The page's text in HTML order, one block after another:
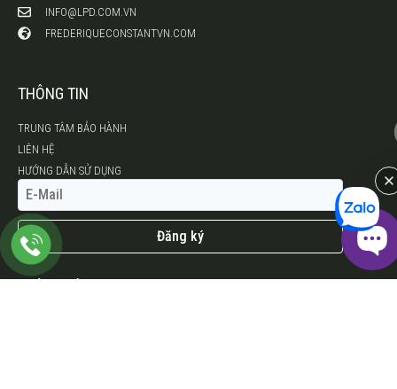
INFO@LPD.COM.VN
FREDERIQUECONSTANTVN.COM
THÔNG TIN
TRUNG TÂM BẢO HÀNH
LIÊN HỆ
HƯỚNG DẪN SỬ DỤNG
Đăng ký